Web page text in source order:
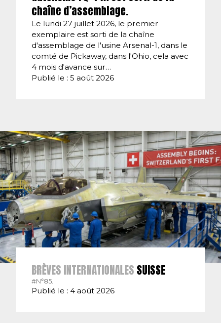
chaîne d’assemblage.
Le lundi 27 juillet 2026, le premier
exemplaire est sorti de la chaîne
d'assemblage de l'usine Arsenal-1, dans le
comté de Pickaway, dans l'Ohio, cela avec
4 mois d'avance sur…
Publié le : 5 août 2026
BRÈVES INTERNATIONALES SUISSE
#N°85.
Publié le : 4 août 2026